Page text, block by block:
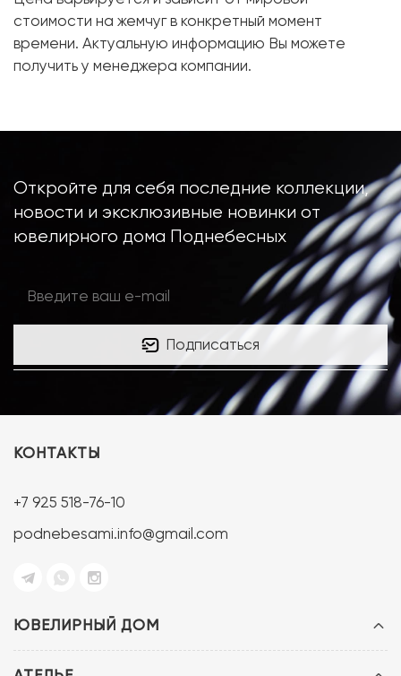
стоимости на жемчуг в конкретный момент
времени. Актуальную информацию Вы можете
получить у менеджера компании.
Откройте для себя последние коллекции,
новости и эксклюзивные новинки от
ювелирного дома Поднебесных
Подписаться
ЮВЕЛИРНЫЙ ДОМ
КОНТАКТЫ
+7 925 518-76-10
podnebesami.info@gmail.com